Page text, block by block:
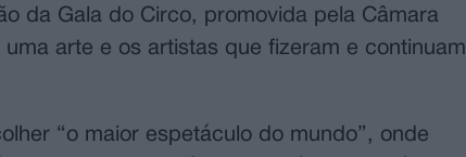
da Gala do Circo, promovida pela Câmara
arte e os artistas que fizeram e continuam
“o maior espetáculo do mundo”, onde